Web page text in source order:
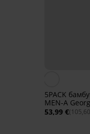
5PACK
MEN-A
53,99 €